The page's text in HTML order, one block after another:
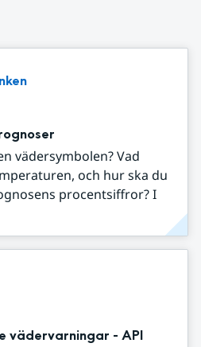
vädersymbolen? Vad
och hur ska du
procentsiffror? I
vädervarningar - API